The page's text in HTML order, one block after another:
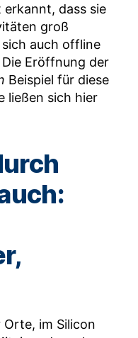
dass sie
groß
auch offline
Eröffnung der
Beispiel für diese
ließen sich hier
im Silicon